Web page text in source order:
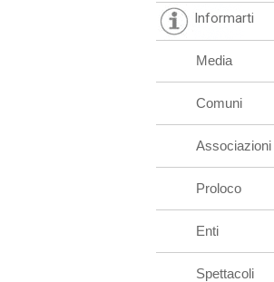
Informarti
Media
Comuni
Associazioni
Proloco
Enti
Spettacoli